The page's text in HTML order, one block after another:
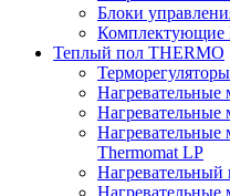
Блоки
Комплектующие
Теплый пол THERMO
Нагревательные
Thermomat LP
Нагревательный